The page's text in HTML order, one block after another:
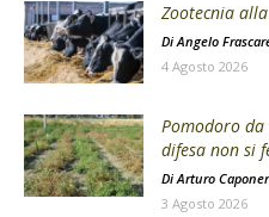
Zootecnia
DiAngelo
4 Agosto 2026
Pomodoro
difesa non si
Di Arturo
3 Agosto 2026